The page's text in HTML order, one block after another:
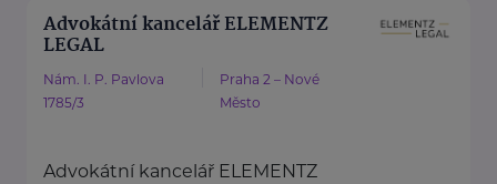
Advokátní kancelář ELEMENTZ
LEGAL
Nám. I. P. Pavlova
1785/3
Praha 2 – Nové
Město
Advokátní kancelář ELEMENTZ